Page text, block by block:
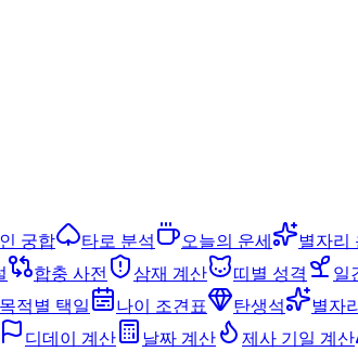
궁합 타로 분석 오늘의 운세 별자리
합충 사전 삼재 계산 띠별 성격 일
목적별 택일 나이 조견표 탄생석 별자
디데이 계산 날짜 계산 제사 기일 계산